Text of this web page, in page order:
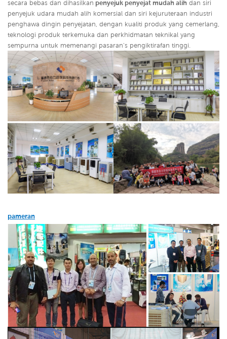
secara bebas dan dihasilkan penyejuk penyejat mudah alih dan siri
penyejuk udara mudah alih komersial dan siri kejuruteraan industri
penghawa dingin penyejatan, dengan kualiti produk yang cemerlang,
teknologi produk terkemuka dan perkhidmatan teknikal yang
sempurna untuk memenangi pasaran's pengiktirafan tinggi.
pameran